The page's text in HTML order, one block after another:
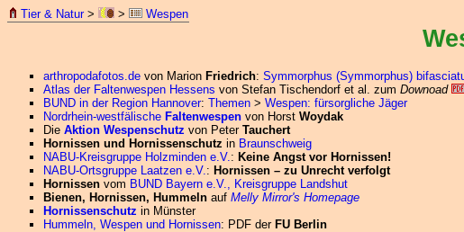
Tier & Natur> > Wespen
arthropodafotos.de von Marion Friedrich: Symmorphus (Symmorphus)
Atlas der Faltenwespen Hessens von Stefan Tischendorf et al. zum Downoad
BUND in der Region Hannover: Themen > Wespen: fürsorgliche Jäger
Nordrhein-westfälische Faltenwespen von Horst Woydak
Die Aktion Wespenschutz von Peter Tauchert
Hornissen und Hornissenschutz in Braunschweig
NABU-Kreisgruppe Holzminden e.V. : Keine Angst vor Hornissen!
NABU-Ortsgruppe Laatzen e.V. : Hornissen – zu Unrecht verfolgt
Hornissen vom BUND Bayern e.V., Kreisgruppe Landshut
Bienen, Hornissen, Hummeln auf Melly Mirror's Homepage
Hornissenschutz in Münster
Hummeln, Wespen und Hornissen: PDF der FU Berlin